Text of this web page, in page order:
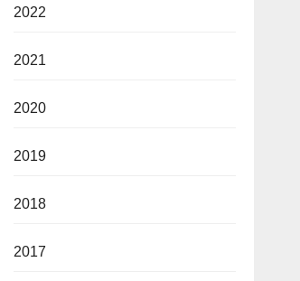
2022
2021
2020
2019
2018
2017